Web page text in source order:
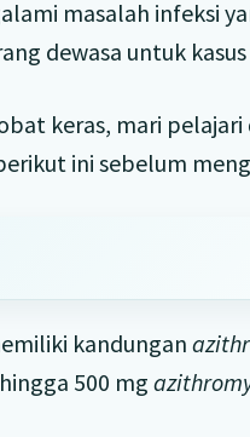
masalah infeksi
dewasa untuk
keras, mari pelajari
ini sebelum
kandungan
500 mg